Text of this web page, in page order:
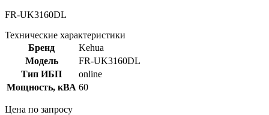
FR-UK3160DL
Технические характеристики
Бренд
Kehua
Модель
FR-UK3160DL
Тип ИБП
online
Мощность, кВА 60
Цена по запросу